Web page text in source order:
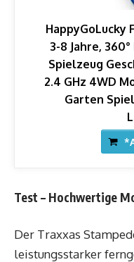
HappyGoLucky
3-8 Jahre,
Spielzeug
2.4 GHz 4WD
Garten
Test – Hochwertige
Der Traxxas
leistungsstarker